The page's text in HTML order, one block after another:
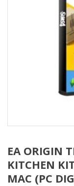
EA ORIGIN
KITCHEN
MAC (PC